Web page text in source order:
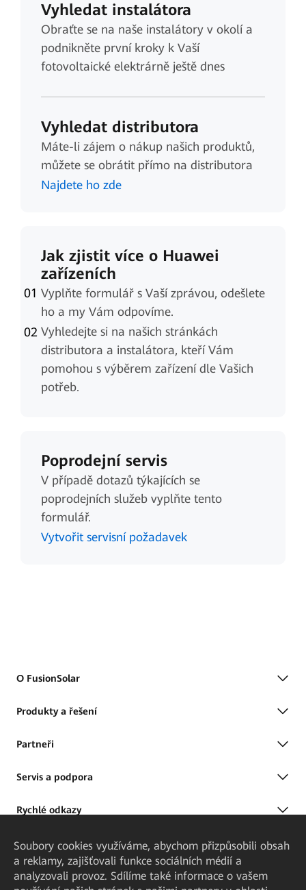
Vyhledat instalátora
Obraťte se na naše instalátory v okolí a
podnikněte první kroky k Vaší
fotovoltaické elektrárně ještě dnes
Vyhledat distributora
Máte-li zájem o nákup našich produktů,
můžete se obrátit přímo na distributora
Najdete ho zde
Jak zjistit více o Huawei
zařízeních
Vyplňte formulář s Vaší zprávou, odešlete
ho a my Vám odpovíme.
Vyhledejte si na našich stránkách
distributora a instalátora, kteří Vám
pomohou s výběrem zařízení dle Vašich
potřeb.
Poprodejní servis
V případě dotazů týkajících se
poprodejních služeb vyplňte tento
formulář.
Vytvořit servisní požadavek
O FusionSolar
Produkty a řešení
Partneři
Servis a podpora
Rychlé odkazy
Soubory cookies využíváme, abychom přizpůsobili obsah
a reklamy, zajišťovali funkce sociálních médií a
analyzovali provoz. Sdílíme také informace o vašem